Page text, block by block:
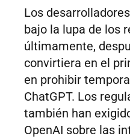
Los
bajo la lupa de los
últimamente,
convirtiera en el
en prohibir
ChatGPT. Los
también han
OpenAI sobre las